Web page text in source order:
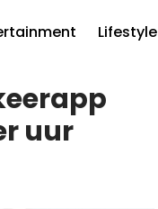
Lifestyle
uur